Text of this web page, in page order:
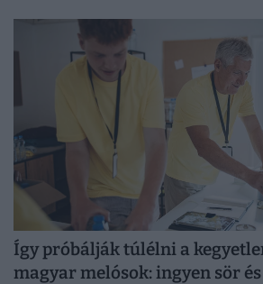
védelmében.
Így próbálják túlélni a
magyar melósok: ingyen sör